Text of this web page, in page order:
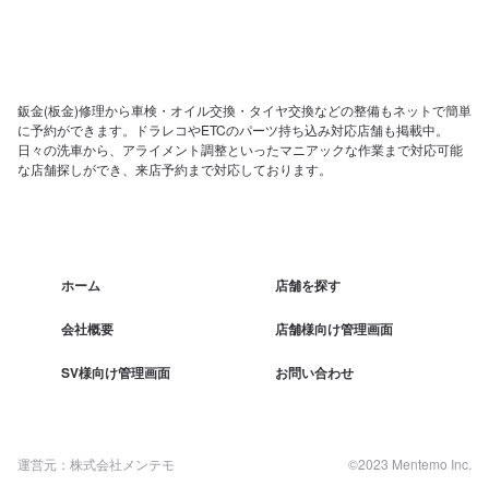
鈑金(板金)修理から車検・オイル交換・タイヤ交換などの整備もネットで簡単
に予約ができます。ドラレコやETCのパーツ持ち込み対応店舗も掲載中。
日々の洗車から、アライメント調整といったマニアックな作業まで対応可能
な店舗探しができ、来店予約まで対応しております。
ホーム 店舗を探す
会社概要 店舗様向け管理画面
SV様向け管理画面 お問い合わせ
運営元：株式会社メンテモ ©2023 Mentemo Inc.